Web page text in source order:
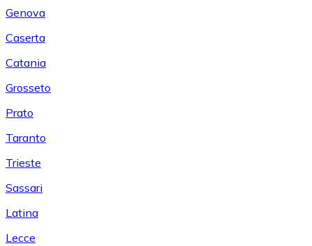
Genova
Caserta
Catania
Grosseto
Prato
Taranto
Trieste
Sassari
Latina
Lecce